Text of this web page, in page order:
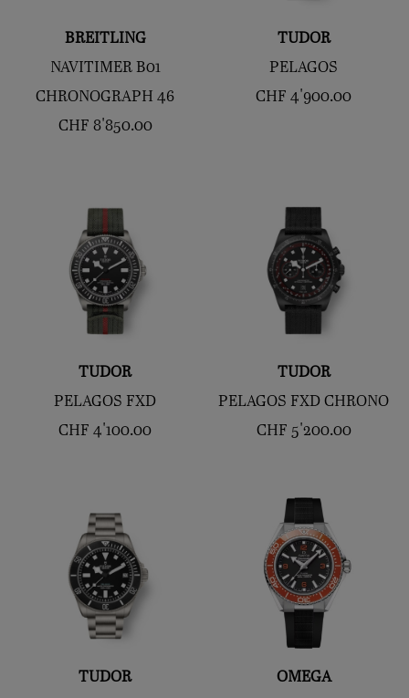
BREITLING
NAVITIMER B01
CHRONOGRAPH 46
CHF 8'850.00
TUDOR
PELAGOS
CHF 4'900.00
TUDOR
PELAGOS FXD
CHF 4'100.00
TUDOR
PELAGOS FXD CHRONO
CHF 5'200.00
TUDOR
OMEGA